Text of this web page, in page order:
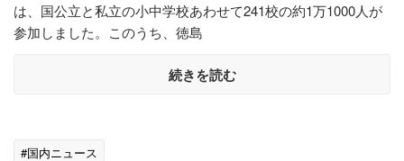
は、国公立と私立の小中学校あわせて241校の約1万1000人が
参加しました。このうち、徳島
続きを読む
#国内ニュース